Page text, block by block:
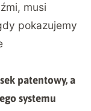
musi
pokazujemy
patentowy, a
systemu